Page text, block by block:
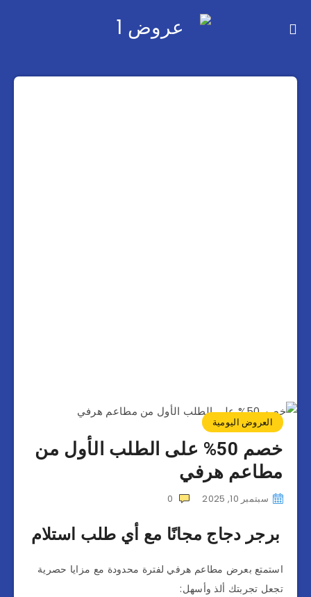
العروض اليومية
خصم 50% على الطلب الأول من
مطاعم هرفي
سبتمبر 10, 2025 0
برجر دجاج مجانًا مع أي طلب استلام
استمتع بعرض مطاعم هرفي لفترة محدودة مع مزايا حصرية
تجعل تجربتك ألذ وأسهل: